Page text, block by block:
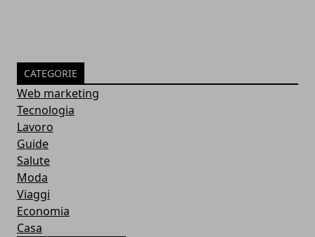
CATEGORIE
Web marketing
Tecnologia
Lavoro
Guide
Salute
Moda
Viaggi
Economia
Casa